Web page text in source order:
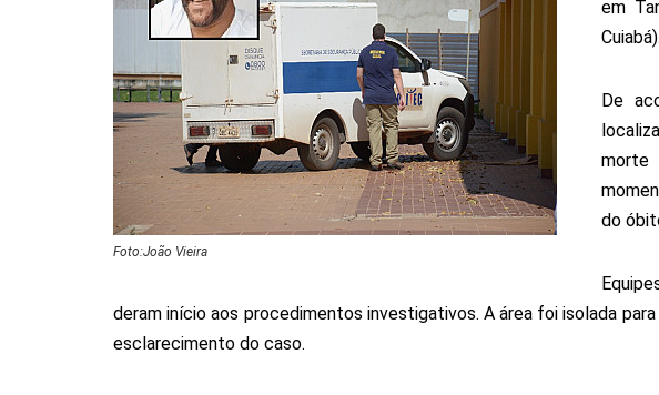
Foto:João Vieira
em
Cuiabá).
De
do
deram início aos procedimentos investigativos. A área foi isolada
esclarecimento do caso.